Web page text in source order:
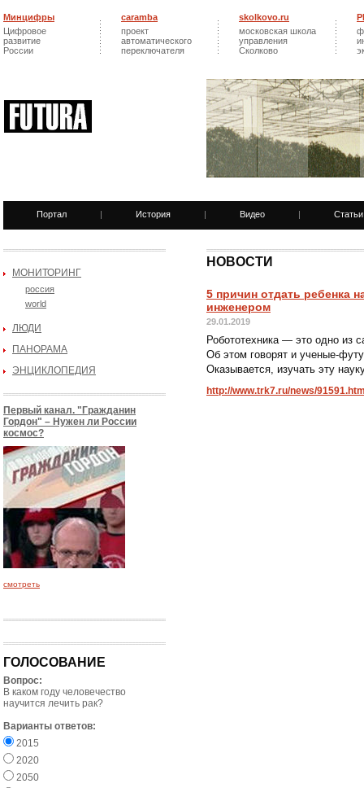
Минцифры
Цифровое
развитие
России
caramba
проект
автоматического
переключателя
skolkovo.ru
московская школа
управления
Сколково
Портал | История | Видео | Статьи
МОНИТОРИНГ
россия
world
ЛЮДИ
ПАНОРАМА
ЭНЦИКЛОПЕДИЯ
Первый канал. "Гражданин
Гордон" – Нужен ли России
космос?
смотреть
ГОЛОСОВАНИЕ
Вопрос:
В каком году человечество
научится лечить рак?
Варианты ответов:
2015
2020
2050
НОВОСТИ
5 причин отдать ребенка
инженером
29.01.2019
Робототехника — это одно из
Об этом говорят и ученые-
Оказывается, изучать эту
http://www.trk7.ru/news/